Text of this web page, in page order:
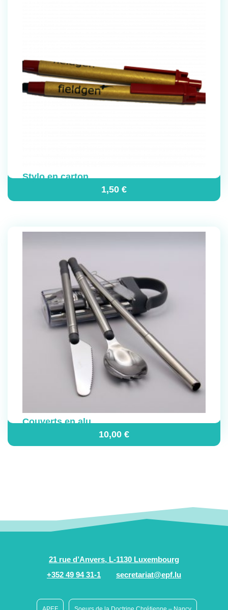
Stylo en carton
1,50 €
Couverts en alu
10,00 €
21 rue d’Anvers, L-1130 Luxembourg
+352 49 94 31-1
secretariat@epf.lu